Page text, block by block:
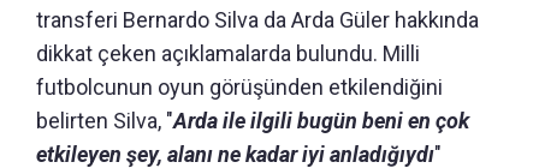
transferi Bernardo Silva da Arda Güler hakkında
dikkat çeken açıklamalarda bulundu. Milli
futbolcunun oyun görüşünden etkilendiğini
belirten Silva, "Arda ile ilgili bugün beni en çok
etkileyen şey, alanı ne kadar iyi anladığıydı"